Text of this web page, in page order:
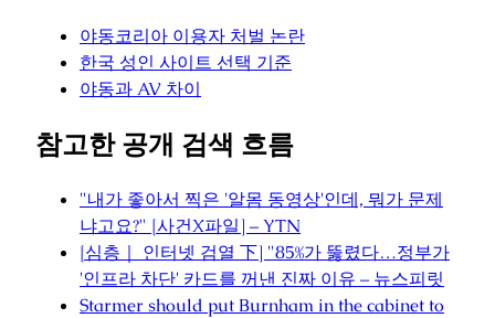
야동코리아 이용자 처벌 논란
한국 성인 사이트 선택 기준
야동과 AV 차이
참고한 공개 검색 흐름
"내가 좋아서 찍은 '알몸 동영상'인데, 뭐가 문제
냐고요?" [사건X파일] – YTN
[심층｜ 인터넷 검열 下] "85%가 뚫렸다…정부가
'인프라 차단' 카드를 꺼낸 진짜 이유 – 뉴스피릿
Starmer should put Burnham in the cabinet to